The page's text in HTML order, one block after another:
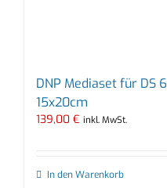
DNP Mediaset für DS
15x20cm
139,00 € inkl. MwSt.
In den Warenkorb